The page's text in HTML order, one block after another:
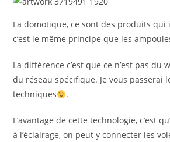
La domotique, ce sont des produits
c’est le même principe que les
La différence c’est que ce n’est pas du
du réseau spécifique. Je vous passerai
techniques
.
L’avantage de cette technologie, c’est
à l’éclairage, on peut y connecter les